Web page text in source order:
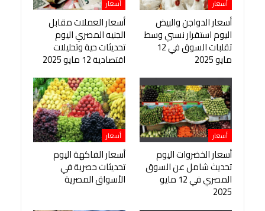
أسعار
أسعار الدواجن والبيض
اليوم استقرار نسبي وسط
تقلبات السوق في 12
مايو 2025
أسعار
أسعار العملات مقابل
الجنيه المصري اليوم
تحديثات حية وتحليلات
اقتصادية 12 مايو 2025
أسعار
أسعار الخضروات اليوم
تحديث شامل عن السوق
المصري في 12 مايو
2025
أسعار
أسعار الفاكهة اليوم
تحديثات حصرية في
الأسواق المصرية